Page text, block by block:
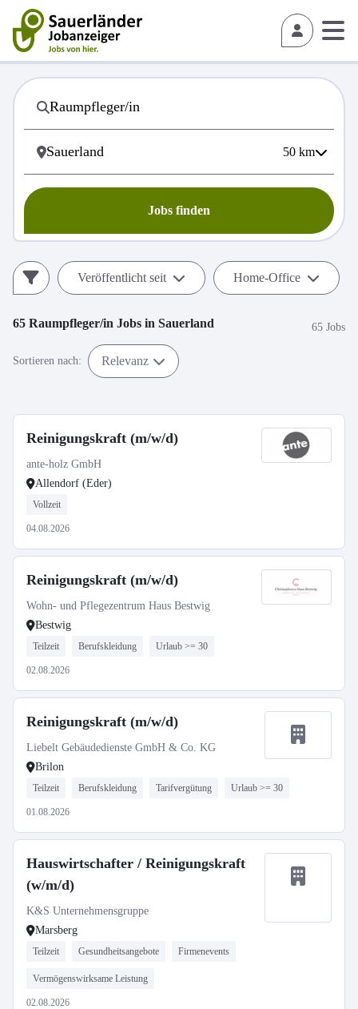
50 km
Jobs finden
Veröffentlicht seit Home-Office
65 Raumpfleger/in Jobs in Sauerland 65 Jobs
Sortieren nach: Relevanz
Reinigungskraft (m/w/d)
ante-holz GmbH
Allendorf (Eder)
Vollzeit
04.08.2026
Reinigungskraft (m/w/d)
Wohn- und Pflegezentrum Haus Bestwig
Bestwig
Teilzeit Berufskleidung Urlaub >= 30
02.08.2026
Reinigungskraft (m/w/d)
Liebelt Gebäudedienste GmbH & Co. KG
Brilon
Teilzeit Berufskleidung Tarifvergütung Urlaub >= 30
01.08.2026
Hauswirtschafter / Reinigungskraft
(w/m/d)
K&S Unternehmensgruppe
Marsberg
Teilzeit Gesundheitsangebote Firmenevents
Vermögenswirksame Leistung
02.08.2026